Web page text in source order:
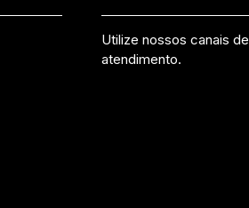
Utilize nossos canais de
atendimento.